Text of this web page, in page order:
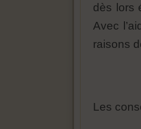
dès lors
Avec
raisons
Les